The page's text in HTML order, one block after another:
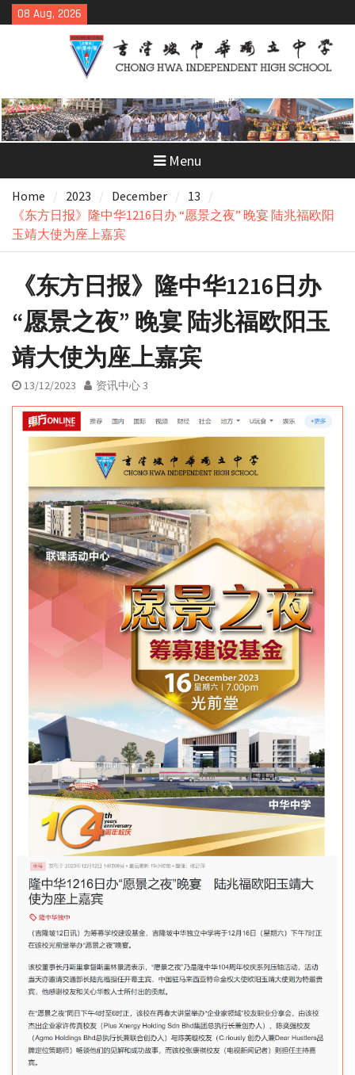
Skip
to
08 Aug, 2026
Menu
Home 2023 December
13
《东方日报》隆中华1216日办 “愿景之夜” 晚宴 陆兆福欧阳
玉靖大使为座上嘉宾
《东方日报》隆中华1216日办
“愿景之夜” 晚宴 陆兆福欧阳玉
靖大使为座上嘉宾
13/12/2023 资讯中心 3